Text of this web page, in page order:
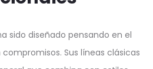
sido diseñado pensando en el
Sus líneas clásicas